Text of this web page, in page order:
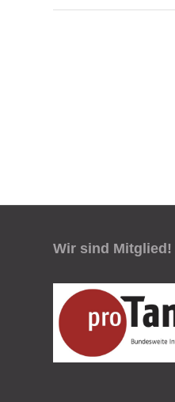
Wir sind Mitglied!